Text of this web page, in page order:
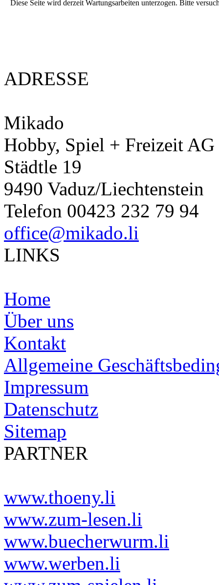
Diese Seite wird derzeit Wartungsarbeiten unterzogen. Bitte
ADRESSE
Mikado
Hobby, Spiel + Freizeit AG
Städtle 19
9490 Vaduz/Liechtenstein
Telefon 00423 232 79 94
office@mikado.li
LINKS
Home
Über uns
Kontakt
Allgemeine
Impressum
Datenschutz
Sitemap
PARTNER
www.thoeny.li
www.zum-lesen.li
www.buecherwurm.li
www.werben.li